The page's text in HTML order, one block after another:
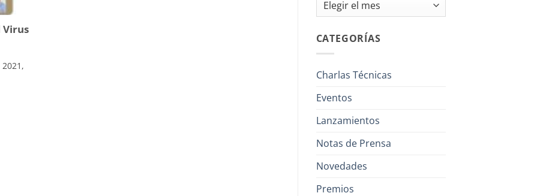
CATEGORÍAS
Charlas Técnicas
Eventos
Lanzamientos
Notas de Prensa
Novedades
Premios